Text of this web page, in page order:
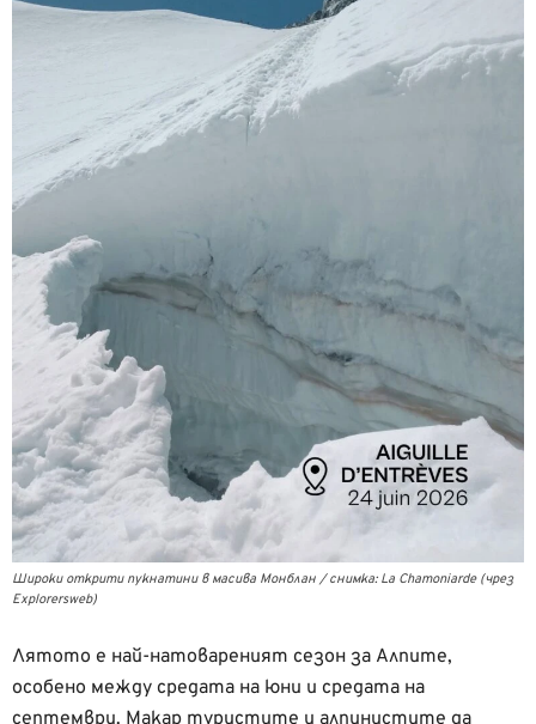
Широки открити пукнатини в масива Монблан / снимка: La Chamoniarde (чрез
Explorersweb)
Лятото е най-натовареният сезон за Алпите,
особено между средата на юни и средата на